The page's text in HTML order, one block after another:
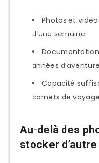
Photos et
d’une semaine
années
Capacité
carnets de
Au-delà des
stocker